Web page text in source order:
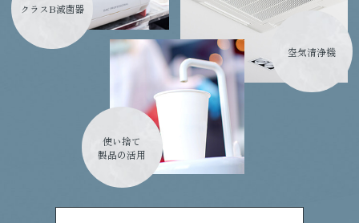
クラスB滅菌器
空気清浄機
使い捨て
製品の活用